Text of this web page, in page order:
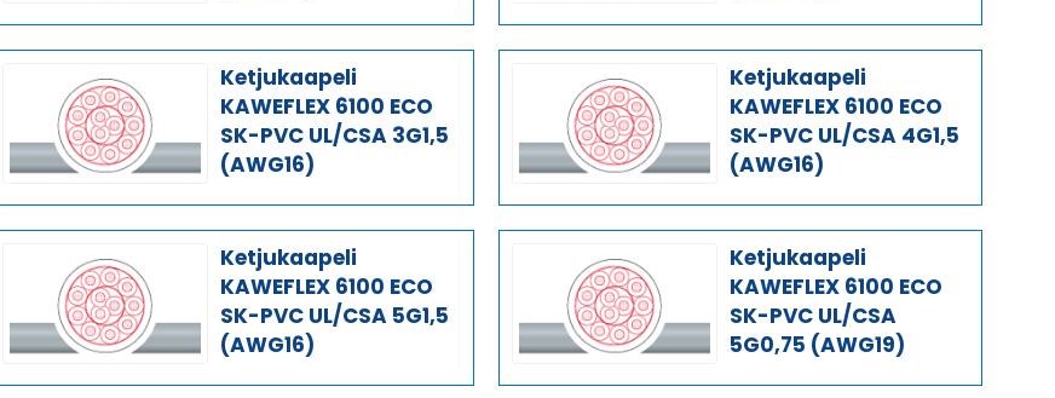
Ketjukaapeli
KAWEFLEX 6100 ECO
SK-PVC UL/CSA 3G1,5
(AWG16)
Ketjukaapeli
KAWEFLEX 6100 ECO
SK-PVC UL/CSA 4G1,5
(AWG16)
Ketjukaapeli
KAWEFLEX 6100 ECO
SK-PVC UL/CSA 5G1,5
(AWG16)
Ketjukaapeli
KAWEFLEX 6100 ECO
SK-PVC UL/CSA
5G0,75 (AWG19)